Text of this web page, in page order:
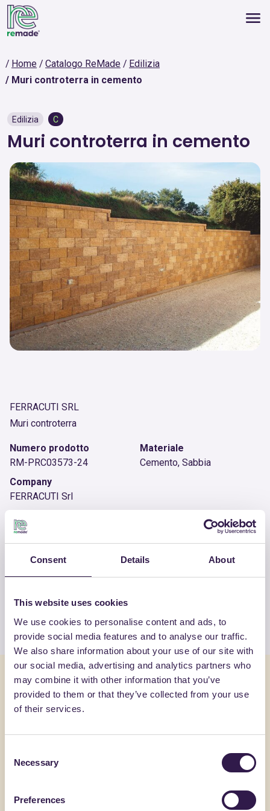
Consent Details About
This website uses cookies
We use cookies to personalise content and ads, to
provide social media features and to analyse our traffic.
We also share information about your use of our site with
our social media, advertising and analytics partners who
may combine it with other information that you’ve
provided to them or that they’ve collected from your use
of their services.
Selection
Necessary
Preferences
Home Catalogo ReMade
Edilizia
Muri controterra in cemento
Edilizia C
Muri controterra in cemento
FERRACUTI SRL
Muri controterra
Numero prodotto
RM-PRC03573-24
Materiale
Cemento, Sabbia
Company
FERRACUTI Srl
Guarda l’elenco
Potrebbe interessarti anche